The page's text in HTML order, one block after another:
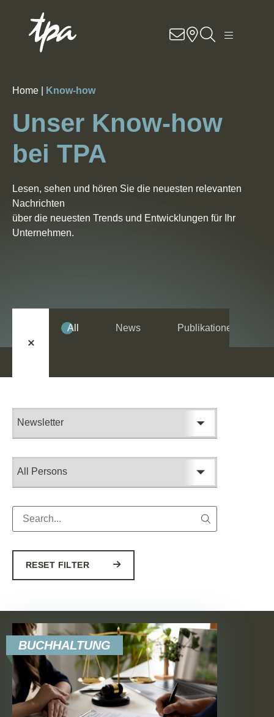
Know-how
Branchen
Über uns
Contact
Standorte
Home | Know-how
Unser Know-how
bei TPA
Lesen, sehen und hören Sie die neuesten relevanten
Nachrichten
über die neuesten Trends und Entwicklungen für Ihr
Unternehmen.
All News Publikationen
RESET FILTER
BUCHHALTUNG